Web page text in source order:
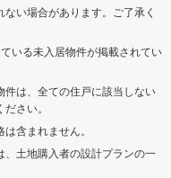
い場合があります。ご了承く
いる未入居物件が掲載されてい
件は、全ての住戸に該当しない
さい。
含まれません。
、土地購入者の設計プランの一